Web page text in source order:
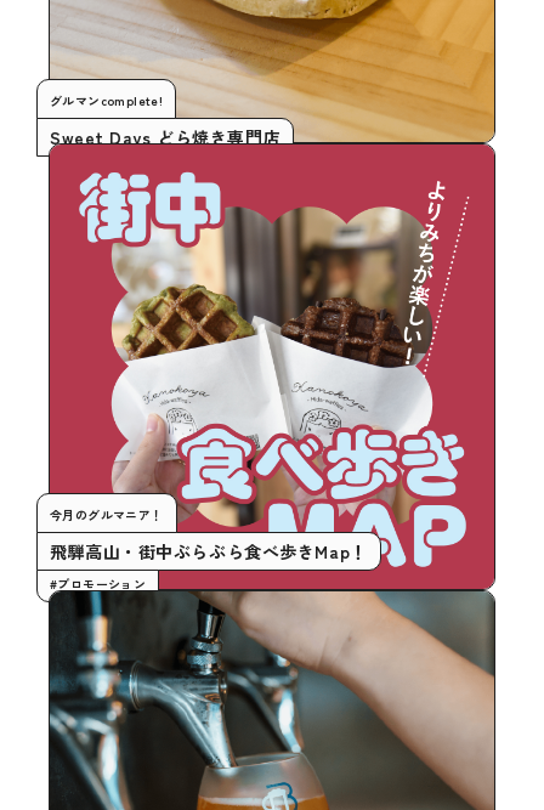
グルマンcomplete!
Sweet Days どら焼き専門店
今月のグルマニア！
飛騨高山・街中ぶらぶら食べ歩きMap！
#プロモーション